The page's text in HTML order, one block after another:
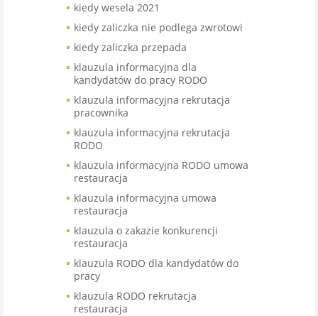
kiedy wesela 2021
kiedy zaliczka nie podlega zwrotowi
kiedy zaliczka przepada
klauzula informacyjna dla
kandydatów do pracy RODO
klauzula informacyjna rekrutacja
pracownika
klauzula informacyjna rekrutacja
RODO
klauzula informacyjna RODO umowa
restauracja
klauzula informacyjna umowa
restauracja
klauzula o zakazie konkurencji
restauracja
klauzula RODO dla kandydatów do
pracy
klauzula RODO rekrutacja
restauracja